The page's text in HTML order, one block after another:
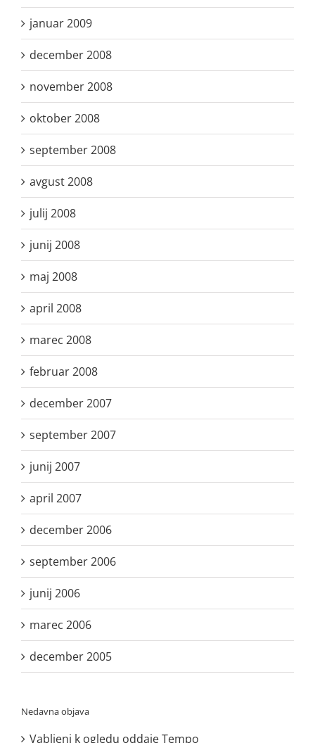
januar 2009
december 2008
november 2008
oktober 2008
september 2008
avgust 2008
julij 2008
junij 2008
maj 2008
april 2008
marec 2008
februar 2008
december 2007
september 2007
junij 2007
april 2007
december 2006
september 2006
junij 2006
marec 2006
december 2005
Nedavna objava
Vabljeni k ogledu oddaje Tempo